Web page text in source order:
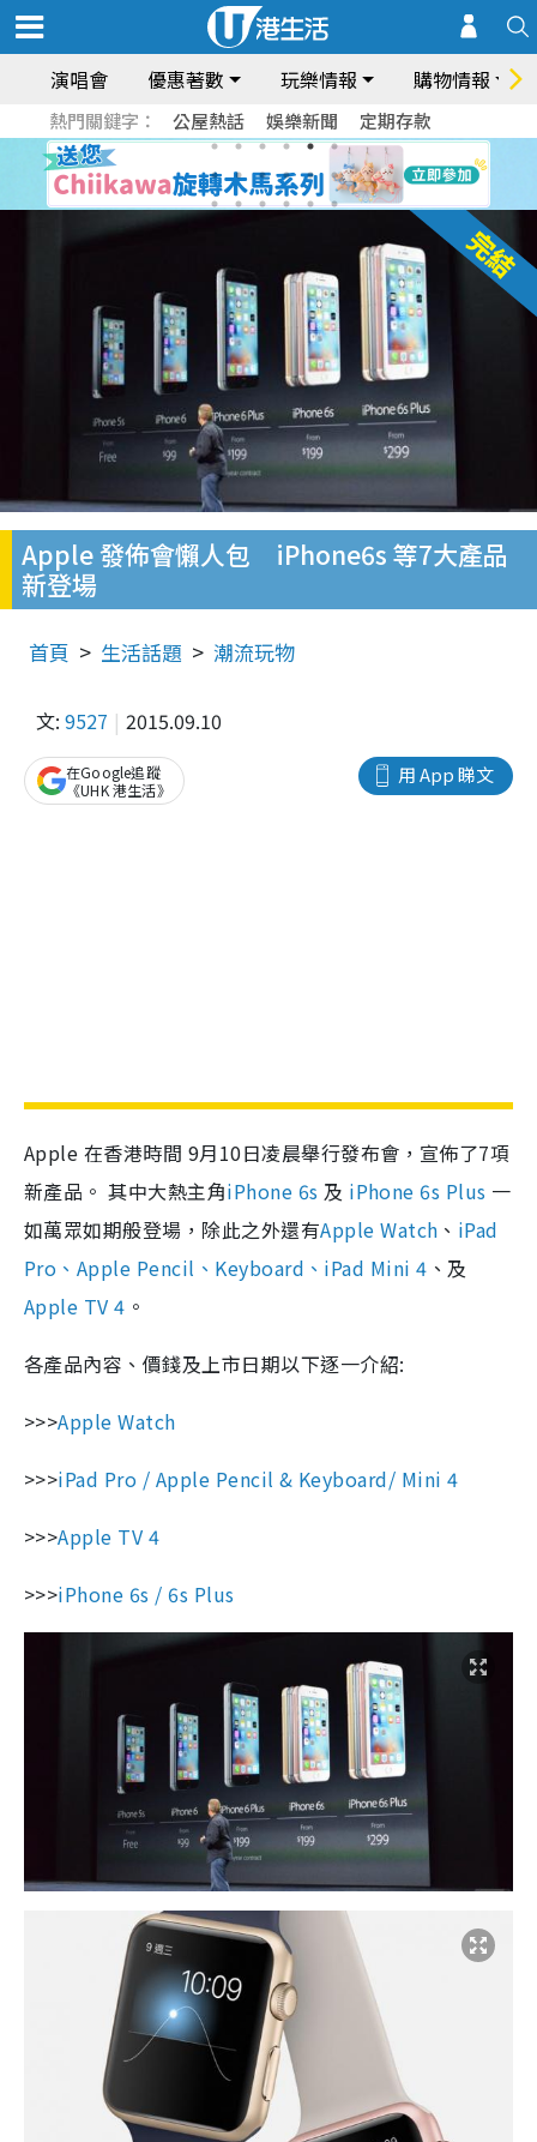
演唱會 優惠著數 玩樂情報 購物情報
熱門關鍵字： 公屋熱話 娛樂新聞 定期存款
Apple 發佈會懶人包 iPhone6s 等7大產品
新登場
首頁 生活話題 潮流玩物
文: 9527 2015.09.10
用 App 睇文
在Google追蹤
《UHK 港生活》
Apple 在香港時間 9月10日凌晨舉行發布會，宣佈了7項
新產品。 其中大熱主角iPhone 6s及 iPhone 6s Plus 一
如萬眾如期般登場，除此之外還有Apple Watch 、 iPad
Pro、Apple Pencil、Keyboard、iPad Mini 4 、及
Apple TV 4 。
各產品內容、價錢及上市日期以下逐一介紹:
>>>Apple Watch
>>>iPad Pro / Apple Pencil & Keyboard/ Mini 4
>>>Apple TV 4
>>>iPhone 6s / 6s Plus